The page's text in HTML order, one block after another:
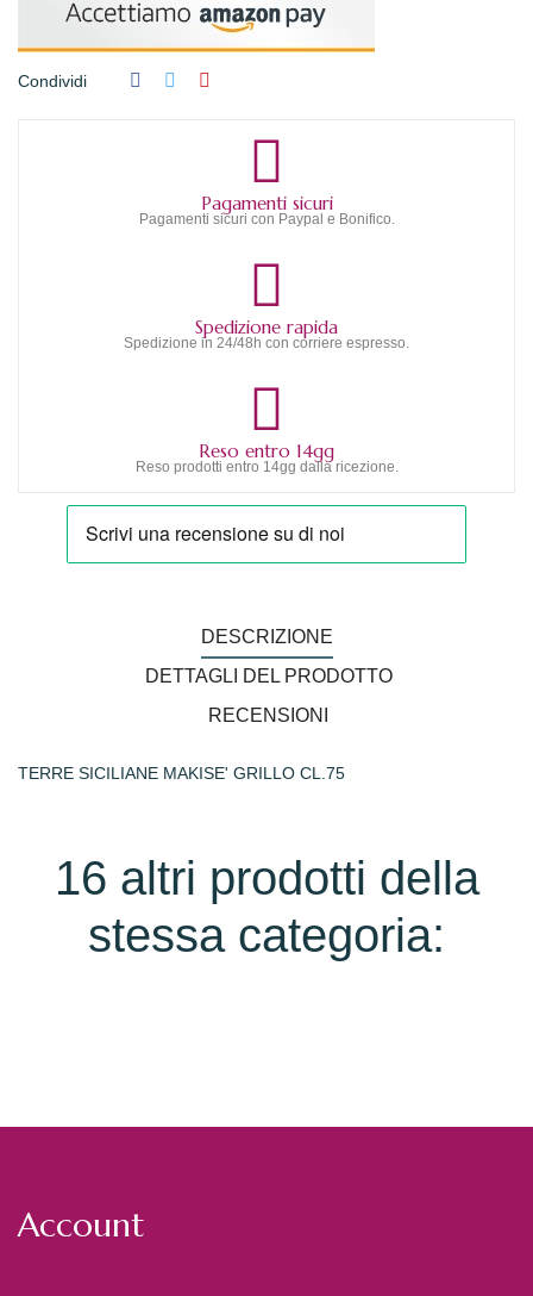
Condividi
Pagamenti sicuri
Pagamenti sicuri con Paypal e Bonifico.
Spedizione rapida
Spedizione in 24/48h con corriere espresso.
Reso entro 14gg
Reso prodotti entro 14gg dalla ricezione.
DESCRIZIONE
DETTAGLI DEL PRODOTTO
RECENSIONI
TERRE SICILIANE MAKISE' GRILLO CL.75
16 altri prodotti della
stessa categoria:
Account